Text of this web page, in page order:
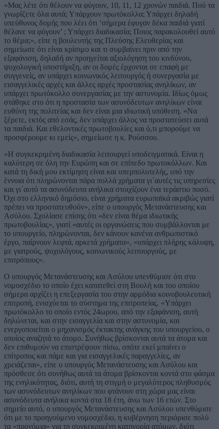
«Μας λέτε ότι θέλουν να φύγουν, 10, 11, 12 χρονών παιδιά. Πού τα
γνωρίζετε όλα αυτά; Υπάρχουν πρωτόκολλα; Υπάρχει δηλαδή
υπεύθυνος δομής που λέει ότι ‘σήμερα έφυγαν δέκα παιδιά γιατί
θέλανε να φύγουν’ ; Υπάρχει διαδικασία; Ποιος παρακολουθεί αυτό
το θέμα;», είπε η βουλευτής της Πλεύσης Ελευθερίας και
σημείωσε ότι είναι κρίσιμο και τι συμβαίνει πριν από την
εξαφάνιση, δηλαδή αν προηγείται αξιολόγηση του κινδύνου,
ψυχολογική υποστήριξη, αν οι δομές έρχονται σε επαφή με
συγγενείς, αν υπάρχει κοινωνικός λειτουργός ή συνεργασία με
εισαγγελικές αρχές και άλλες αρχές προστασίας ανηλίκων, αν
υπάρχει πρωτόκολλο συνεργασίας με την αστυνομία. Ιδίως όμως
στάθηκε στο ότι η προστασία των ασυνόδευτων ανηλίκων είναι
ευθύνη της πολιτείας και δεν είναι μια ιδιωτική υπόθεση. «Να
ξέρετε, εκτός από εσάς, δεν υπάρχει άλλος να προστατεύσει αυτά
τα παιδιά. Και εθελοντικές πρωτοβουλίες και ό,τι μπορούμε να
προσφέρουμε κι εμείς», σημείωσε η κ. Ρούσσου.
«Η συγκεκριμένη διαδικασία λειτουργεί υποδειγματικά. Είναι η
καλύτερη σε όλη την Ευρώπη και σε επίπεδο πρωτοκόλλων. Και
κατά τη δική μου εκτίμηση είναι και υπερπολυτελής, υπό την
έννοια ότι πληρώνονται πάρα πολλά χρήματα γι΄αυτές τις υπηρεσίες
και γι΄αυτό τα ασυνόδευτα ανήλικα στοιχίζουν ένα τεράστιο ποσό.
Όχι στο ελληνικό δημόσιο, είναι χρήματα ευρωπαϊκά ακριβώς γιατί
πρέπει να προστατευθούν», είπε ο υπουργός Μετανάστευσης και
Ασύλου. Σχολίασε επίσης ότι «δεν είναι θέμα ιδιωτικής
πρωτοβουλίας», γιατί «αυτές οι οργανώσεις που συμβάλλονται με
το υπουργείο, πληρώνονται, δεν κάνουν κανένα ανθρωπιστικό
έργο, παίρνουν λεφτά, αρκετά χρήματα», «υπάρχει πλήρης κάλυψη,
με γιατρούς, ψυχολόγους, κοινωνικούς λειτουργούς, με
επιτρόπους».
Ο υπουργός Μετανάστευσης και Ασύλου υπενθύμισε ότι στο
νομοσχέδιο το οποίο έχει κατατεθεί στη Βουλή και του οποίου
σήμερα αρχίζει η επεξεργασία του στην αρμόδια κοινοβουλευτική
επιτροπή, ενισχύεται το σύστημα της επιτροπείας. «Υπάρχει
πρωτόκολλο το οποίο εντός 24ωρου, από την εξαφάνιση, αυτή
δηλώνεται, και στην εισαγγελία και στην αστυνομία, και
ενεργοποιείται ο μηχανισμός έκτακτης ανάγκης του υπουργείου, ο
οποίος αναζητά το άτομο. Συνήθως βρίσκονται αυτά τα άτομα και
δεν επιθυμούν να επιστρέψουν πίσω, οπότε εκεί μπαίνει ο
επίτροπος και πάμε και για εισαγγελικές παραγγελίες, αν
χρειάζεται», είπε ο υπουργός Μετανάστευσης και Ασύλου και
πρόσθεσε ότι συνήθως αυτά τα άτομα βρίσκονται κοντά στο φάσμα
της ενηλικότητας, διότι, αυτή τη στιγμή ο μεγαλύτερος πληθυσμός
των ασυνόδευτων ανηλίκων που φτάνουν στη χώρα μας είναι
ασυνόδευτα ανήλικα κοντά στα 18 έτη, άνω των 16 ετών. Στο
σημείο αυτό, ο υπουργός Μετανάστευσης και Ασύλου υπενθύμισε
ότι με το προηγούμενο νομοσχέδιο, η κυβέρνηση περιόρισε πολύ
τα «προνόμια» για τη συγκεκριμένη κατηγορία ατόμων, διότι